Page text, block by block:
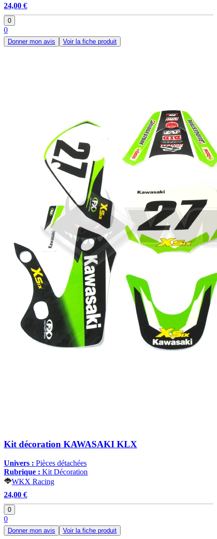
24,00 €
0
0
Donner mon avis Voir la fiche produit
Kit décoration KAWASAKI KLX
Univers : Pièces détachées
Rubrique : Kit Décoration
WKX Racing
24,00 €
0
0
Donner mon avis Voir la fiche produit